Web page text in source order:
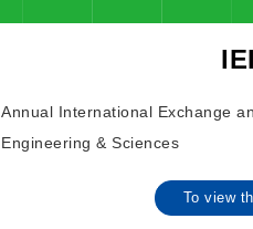
Annual International Exchange
Engineering & Sciences
To view